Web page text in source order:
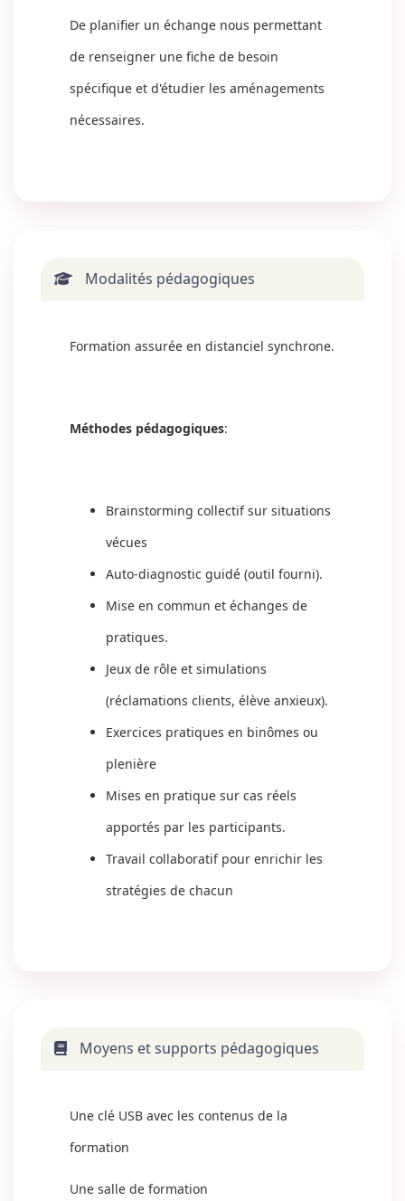
De planifier un échange nous permettant
de renseigner une fiche de besoin
spécifique et d'étudier les aménagements
nécessaires.
Modalités pédagogiques
Formation assurée en distanciel synchrone.
Méthodes pédagogiques:
Brainstorming collectif sur situations
vécues
Auto-diagnostic guidé (outil fourni).
Mise en commun et échanges de
pratiques.
Jeux de rôle et simulations
(réclamations clients, élève anxieux).
Exercices pratiques en binômes ou
plenière
Mises en pratique sur cas réels
apportés par les participants.
Travail collaboratif pour enrichir les
stratégies de chacun
Moyens et supports pédagogiques
Une clé USB avec les contenus de la
formation
Une salle de formation